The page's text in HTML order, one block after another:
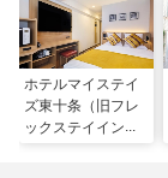
ホテルマイステイ
ズ東十条（旧フレ
ックステイイン東